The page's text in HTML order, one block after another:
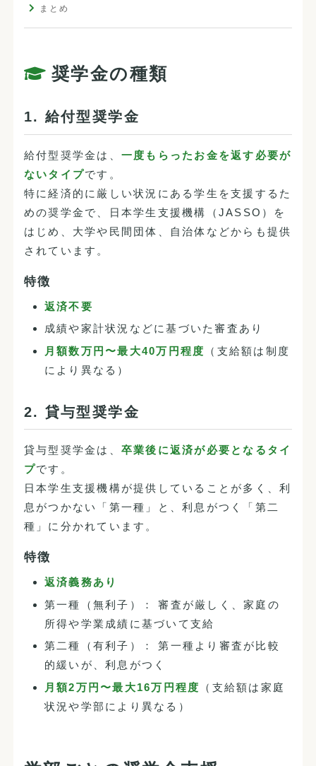
まとめ
奨学金の種類
1. 給付型奨学金
給付型奨学金は、 一度もらったお金を返す必要が
ないタイプです。
特に経済的に厳しい状況にある学生を支援するた
めの奨学金で、日本学生支援機構（JASSO）を
はじめ、大学や民間団体、自治体などからも提供
されています。
特徴
返済不要
成績や家計状況などに基づいた審査あり
月額数万円〜最大40万円程度
（支給額は制度
により異なる）
2. 貸与型奨学金
貸与型奨学金は、 卒業後に返済が必要となるタイ
プです。
日本学生支援機構が提供していることが多く、利
息がつかない「第一種」と、利息がつく「第二
種」に分かれています。
特徴
返済義務あり
第一種（無利子）： 審査が厳しく、家庭の
所得や学業成績に基づいて支給
第二種（有利子）： 第一種より審査が比較
的緩いが、利息がつく
月額2万円〜最大16万円程度
（支給額は家庭
状況や学部により異なる）